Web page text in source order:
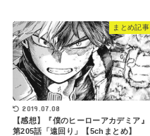
まとめ記事
2019.07.08
【感想】『僕のヒーローアカデミア』
第205話「遠回り」【5chまとめ】